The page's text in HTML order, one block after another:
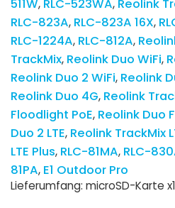
511W RLC-523WA Reolink
RLC-823A RLC-823A 16X
RLC-1224A RLC-812A
TrackMix Reolink Duo WiFi
Reolink Duo 2 WiFi Reolink
Reolink Duo 4G Reolink
Floodlight PoE Reolink Duo
Duo 2 LTE Reolink TrackMix
LTE Plus RLC-81MA RLC-
81PA E1 Outdoor Pro
Lieferumfang: microSD-Karte x1